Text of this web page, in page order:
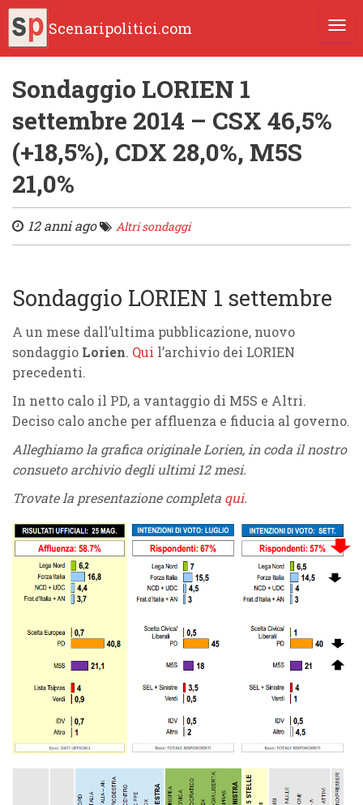
Scenaripolitici.com
Sondaggio LORIEN 1
settembre 2014 – CSX 46,5%
(+18,5%), CDX 28,0%, M5S
21,0%
12 anni ago Altri sondaggi
Sondaggio LORIEN 1 settembre
A un mese dall’ultima pubblicazione, nuovo
sondaggio Lorien. Qui l’archivio dei LORIEN
precedenti.
In netto calo il PD, a vantaggio di M5S e Altri.
Deciso calo anche per affluenza e fiducia al governo.
Alleghiamo la grafica originale Lorien, in coda il nostro
consueto archivio degli ultimi 12 mesi.
Trovate la presentazione completa qui.